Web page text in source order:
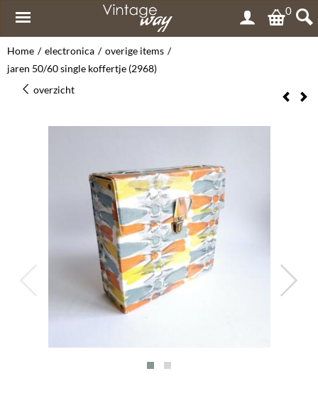
0
Home / electronica / overige items /
jaren 50/60 single koffertje (2968)
overzicht